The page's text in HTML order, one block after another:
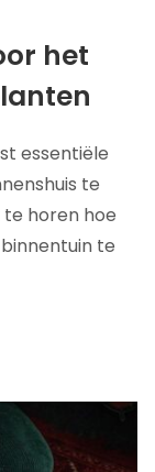
het
essentiële
te
te horen hoe
te